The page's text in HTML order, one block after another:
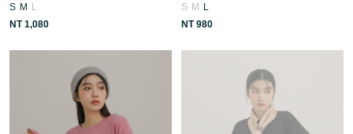
S M L
NT 1,080
S M L
NT 980